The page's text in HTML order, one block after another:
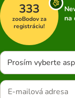
333
zooBodov za
registráciu!
na
Prosím vyberte